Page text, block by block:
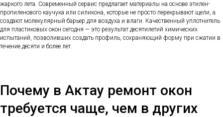
жаркого лета. Современный сервис предлагает материалы на основе этилен-
пропиленового каучука или силикона, которые не просто перекрывают щели, а
создают молекулярный барьер для воздуха и влаги. Качественный уплотнитель
для пластиковых окон сегодня — это результат десятилетий химических
испытаний, позволивших создать профиль, сохраняющий форму при сжатии в
течение десяти и более лет.
Почему в Актау ремонт окон
требуется чаще, чем в других